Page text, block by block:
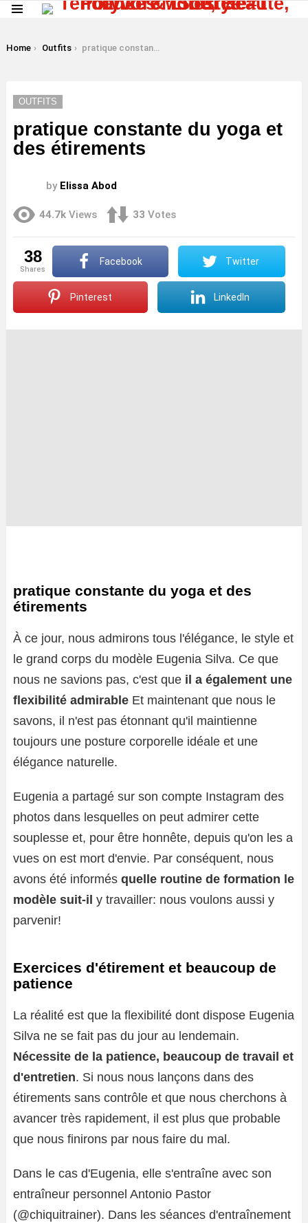
You are here:
Home Outfits pratique constante du yoga et des étirements
OUTFITS
pratique constante du yoga et
des étirements
by Elissa Abod
44.7k Views 33 Votes
38
shares
Facebook Twitter
Pinterest LinkedIn
pratique constante du yoga et des
étirements
À ce jour, nous admirons tous l'élégance, le style et
le grand corps du modèle Eugenia Silva. Ce que
nous ne savions pas, c'est que il a également une
flexibilité admirable Et maintenant que nous le
savons, il n'est pas étonnant qu'il maintienne
toujours une posture corporelle idéale et une
élégance naturelle.
Eugenia a partagé sur son compte Instagram des
photos dans lesquelles on peut admirer cette
souplesse et, pour être honnête, depuis qu'on les a
vues on est mort d'envie. Par conséquent, nous
avons été informés quelle routine de formation le
modèle suit-il y travailler: nous voulons aussi y
parvenir!
Exercices d'étirement et beaucoup de
patience
La réalité est que la flexibilité dont dispose Eugenia
Silva ne se fait pas du jour au lendemain.
Nécessite de la patience, beaucoup de travail et
d'entretien. Si nous nous lançons dans des
étirements sans contrôle et que nous cherchons à
avancer très rapidement, il est plus que probable
que nous finirons par nous faire du mal.
Dans le cas d'Eugenia, elle s'entraîne avec son
entraîneur personnel Antonio Pastor
(@chiquitrainer). Dans les séances d'entraînement